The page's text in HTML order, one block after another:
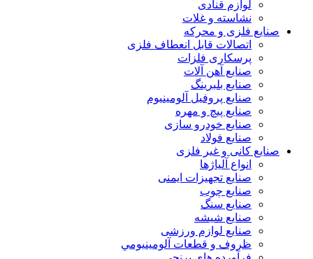
لوازم قنادی
نشاسته و غلات
صنایع فلزی و محرکه
اتصالات قابل انعطاف فلزی
پرسکاری فلزات
صنایع آهن آلات
صنایع بلبرینگ
صنایع پروفیل آلومینیوم
صنایع پیچ و مهره
صنایع خودرو سازی
صنایع فولاد
صنایع کانی و غیر فلزی
انواع آلياژها
صنایع تجهیزات ایمنی
صنایع چوب
صنایع سنگ
صنایع شیشه
صنایع لوازم ورزشی
ظروف و قطعات آلومينيومي